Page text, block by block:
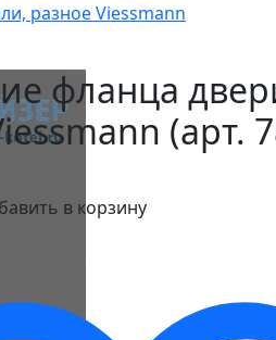
разное Viessmann
фланца
(арт.
в корзину